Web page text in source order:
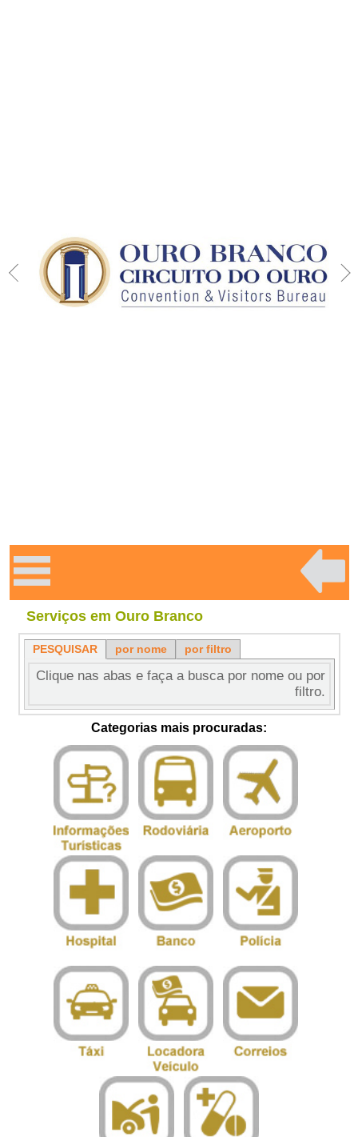
Serviços em Ouro Branco
PESQUISAR por nome por filtro
Clique nas abas e faça a busca por nome ou por
filtro.
Categorias mais procuradas: